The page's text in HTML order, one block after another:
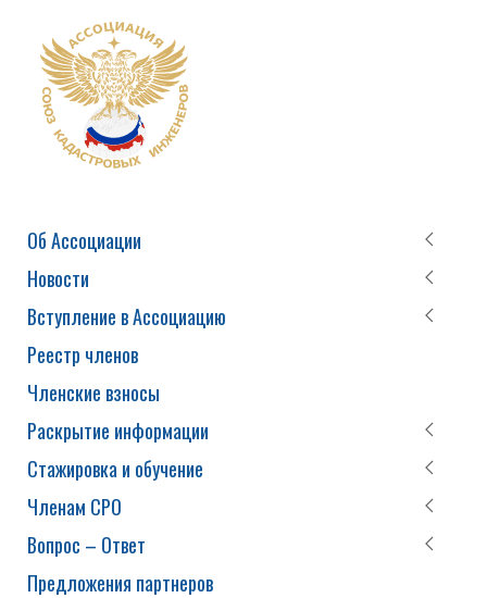
Об Ассоциации
Новости
Вступление в Ассоциацию
Реестр членов
Членские взносы
Раскрытие информации
Стажировка и обучение
Членам СРО
Вопрос – Ответ
Предложения партнеров